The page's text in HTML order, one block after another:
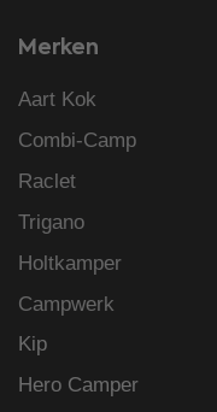
Merken
Aart Kok
Combi-Camp
Raclet
Trigano
Holtkamper
Campwerk
Kip
Hero Camper